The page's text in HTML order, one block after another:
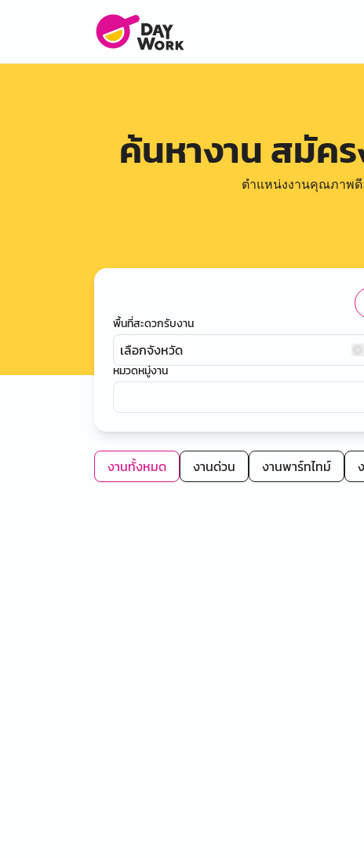
ค้นหางาน สมัค
ตำแหน่งงานคุณภาพ
พื้นที่สะดวกรับงาน
เลือกจังหวัด
หมวดหมู่งาน
งานทั้งหมด งานด่วน งานพาร์ทไทม์